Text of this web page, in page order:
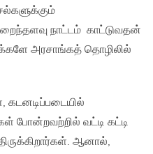
நாட்டம் காட்டுவதன்
அரசாங்கத் தொழிலில்
கடனடிப்படையில்
போன்றவற்றில் வட்டி கட்டி
ஆனால்,